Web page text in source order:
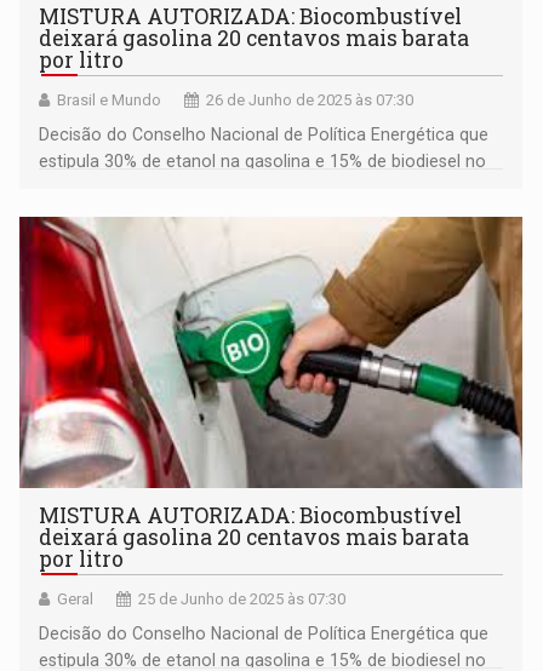
MISTURA AUTORIZADA: Biocombustível
deixará gasolina 20 centavos mais barata
por litro
Brasil e Mundo 26 de Junho de 2025 às 07:30
Decisão do Conselho Nacional de Política Energética que
estipula 30% de etanol na gasolina e 15% de biodiesel no
MISTURA AUTORIZADA: Biocombustível
deixará gasolina 20 centavos mais barata
por litro
Geral 25 de Junho de 2025 às 07:30
Decisão do Conselho Nacional de Política Energética que
estipula 30% de etanol na gasolina e 15% de biodiesel no